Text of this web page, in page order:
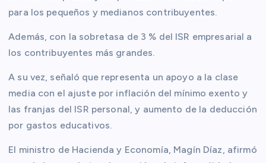
para los pequeños y medianos contribuyentes.
Además, con la sobretasa de 3 % del ISR empresarial a
los contribuyentes más grandes.
A su vez, señaló que representa un apoyo a la clase
media con el ajuste por inflación del mínimo exento y
las franjas del ISR personal, y aumento de la deducción
por gastos educativos.
El ministro de Hacienda y Economía, Magín Díaz, afirmó